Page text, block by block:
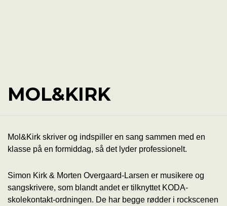
MOL&KIRK
Mol&Kirk skriver og indspiller en sang sammen med en
klasse på en formiddag, så det lyder professionelt.
Simon Kirk & Morten Overgaard-Larsen er musikere og
sangskrivere, som blandt andet er tilknyttet KODA-
skolekontakt-ordningen. De har begge rødder i rockscenen